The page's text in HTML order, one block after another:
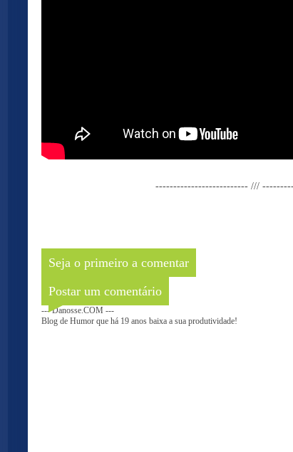
-------------------------- ///
Seja o primeiro a comentar
Postar um comentário
--- Danosse.COM ---
Blog de Humor que há 19 anos baixa a sua produtividade!